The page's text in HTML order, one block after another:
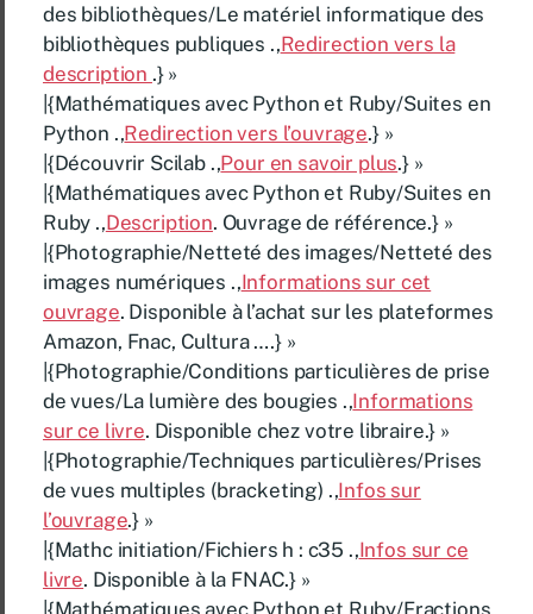
des bibliothèques/Le matériel informatique des
bibliothèques publiques .,Redirection vers la
description .} »
|{Mathématiques avec Python et Ruby/Suites en
Python .,Redirection vers l’ouvrage.} »
|{Découvrir Scilab .,Pour en savoir plus.} »
|{Mathématiques avec Python et Ruby/Suites en
Ruby .,Description. Ouvrage de référence.} »
|{Photographie/Netteté des images/Netteté des
images numériques .,Informations sur cet
ouvrage. Disponible à l’achat sur les plateformes
Amazon, Fnac, Cultura ….} »
|{Photographie/Conditions particulières de prise
de vues/La lumière des bougies .,Informations
sur ce livre. Disponible chez votre libraire.} »
|{Photographie/Techniques particulières/Prises
de vues multiples (bracketing) .,Infos sur
l’ouvrage.} »
|{Mathc initiation/Fichiers h : c35 .,Infos sur ce
livre. Disponible à la FNAC.} »
|{Mathématiques avec Python et Ruby/Fractions